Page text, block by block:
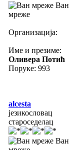
Ван
мреже
Организација:
Име и презиме:
Оливера Потић
Поруке: 993
alcesta
језикословац
староседелац
Ван